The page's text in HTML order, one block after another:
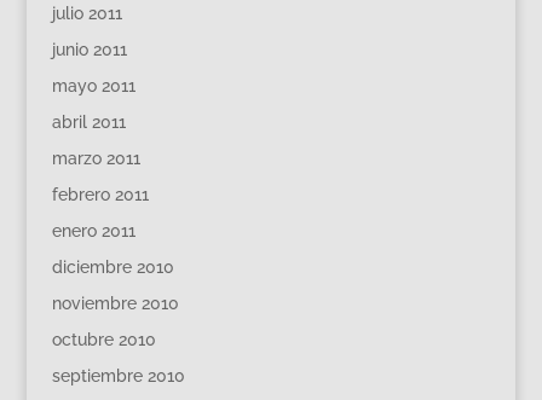
julio 2011
junio 2011
mayo 2011
abril 2011
marzo 2011
febrero 2011
enero 2011
diciembre 2010
noviembre 2010
octubre 2010
septiembre 2010